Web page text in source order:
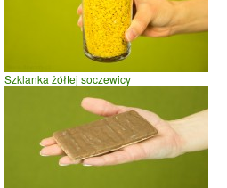
Szklanka żółtej soczewicy